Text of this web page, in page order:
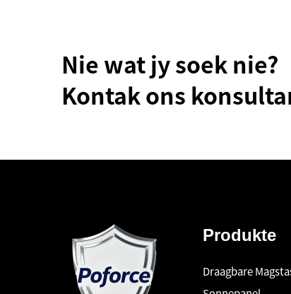
Nie wat jy soek nie?
Kontak ons
Produkte
Draagbare